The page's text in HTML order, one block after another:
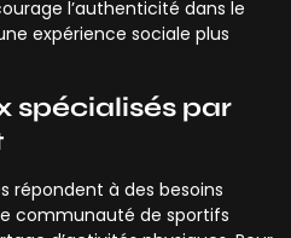
l’authenticité dans le
expérience sociale plus
spécialisés par
répondent à des besoins
communauté de sportifs